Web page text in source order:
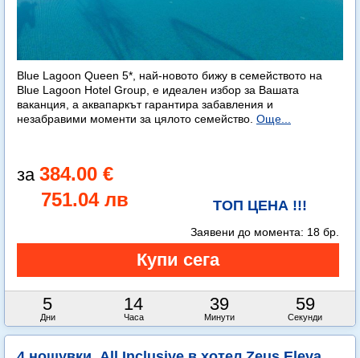
Blue Lagoon Queen 5*, най-новото бижу в семейството на
Blue Lagoon Hotel Group, е идеален избор за Вашата
ваканция, а аквапаркът гарантира забавления и
незабравими моменти за цялото семейство. Още...
384.00 €
751.04 лв
ТОП ЦЕНА !!!
5
Дни
14
Часа
39
Минути
58
Секунди
Заявени до момента: 18 бр.